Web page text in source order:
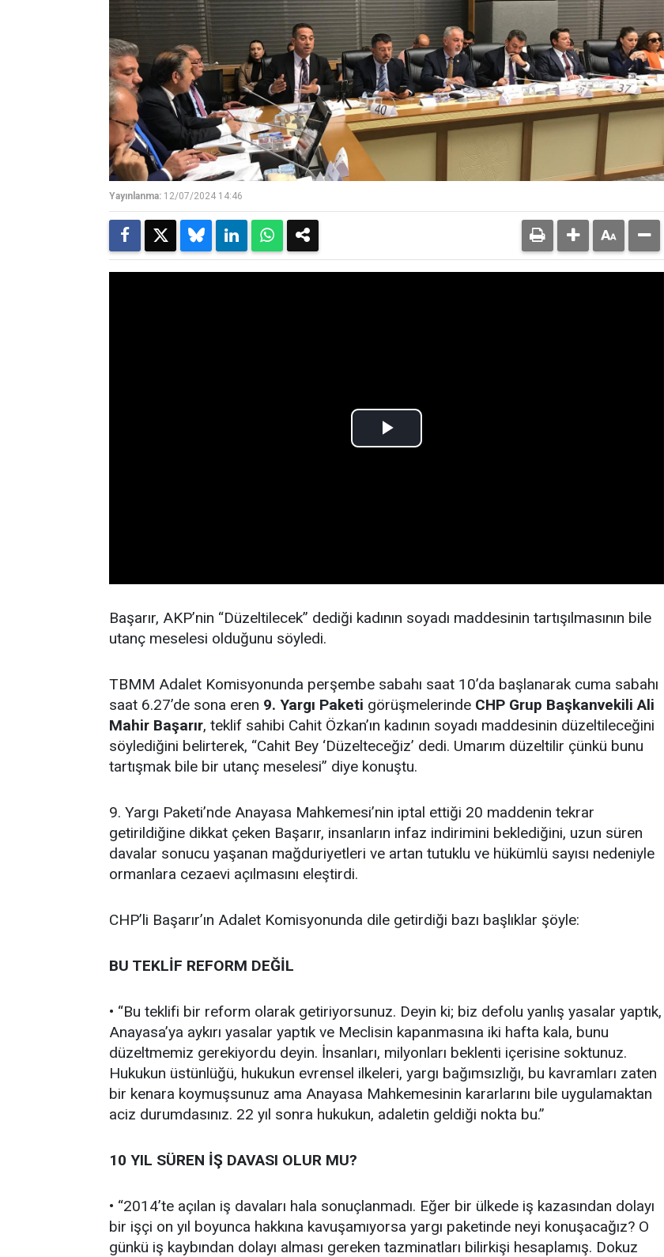
Yayınlanma: 12/07/2024 14:46
Başarır, AKP’nin “Düzeltilecek” dediği kadının soyadı maddesinin tartışılmasının bile
utanç meselesi olduğunu söyledi.
TBMM Adalet Komisyonunda perşembe sabahı saat 10’da başlanarak cuma sabahı
saat 6.27’de sona eren 9. Yargı Paketi görüşmelerinde CHP Grup Başkanvekili Ali
Mahir Başarır, teklif sahibi Cahit Özkan’ın kadının soyadı maddesinin düzeltileceğini
söylediğini belirterek, “Cahit Bey ‘Düzelteceğiz’ dedi. Umarım düzeltilir çünkü bunu
tartışmak bile bir utanç meselesi” diye konuştu.
9. Yargı Paketi’nde Anayasa Mahkemesi’nin iptal ettiği 20 maddenin tekrar
getirildiğine dikkat çeken Başarır, insanların infaz indirimini beklediğini, uzun süren
davalar sonucu yaşanan mağduriyetleri ve artan tutuklu ve hükümlü sayısı nedeniyle
ormanlara cezaevi açılmasını eleştirdi.
CHP’li Başarır’ın Adalet Komisyonunda dile getirdiği bazı başlıklar şöyle:
BU TEKLİF REFORM DEĞİL
• “Bu teklifi bir reform olarak getiriyorsunuz. Deyin ki; biz defolu yanlış yasalar yaptık,
Anayasa’ya aykırı yasalar yaptık ve Meclisin kapanmasına iki hafta kala, bunu
düzeltmemiz gerekiyordu deyin. İnsanları, milyonları beklenti içerisine soktunuz.
Hukukun üstünlüğü, hukukun evrensel ilkeleri, yargı bağımsızlığı, bu kavramları zaten
bir kenara koymuşsunuz ama Anayasa Mahkemesinin kararlarını bile uygulamaktan
aciz durumdasınız. 22 yıl sonra hukukun, adaletin geldiği nokta bu.”
10 YIL SÜREN İŞ DAVASI OLUR MU?
• “2014’te açılan iş davaları hala sonuçlanmadı. Eğer bir ülkede iş kazasından dolayı
bir işçi on yıl boyunca hakkına kavuşamıyorsa yargı paketinde neyi konuşacağız? O
günkü iş kaybından dolayı alması gereken tazminatları bilirkişi hesaplamış. Dokuz